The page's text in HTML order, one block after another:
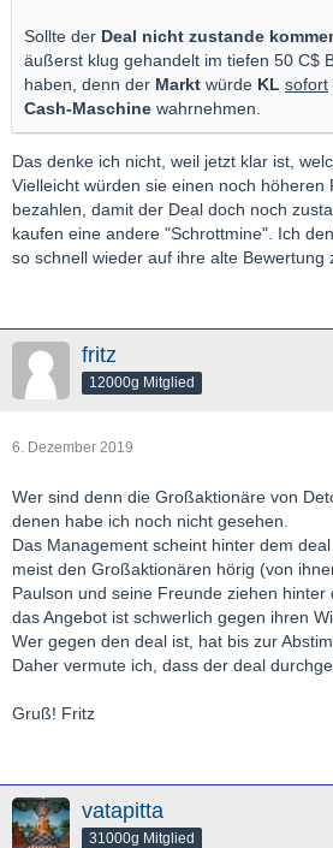
Sollte der Deal nicht zustande
äußerst klug gehandelt im tiefen 50 C$
haben, denn der Markt würde KL sofort
Cash-Maschine wahrnehmen.
Das denke ich nicht, weil jetzt klar ist,
Vielleicht würden sie einen noch höheren
bezahlen, damit der Deal doch noch
kaufen eine andere "Schrottmine". Ich
so schnell wieder auf ihre alte Bewertung
fritz
12000g Mitglied
6. Dezember 2019
Wer sind denn die Großaktionäre von
denen habe ich noch nicht gesehen.
Das Management scheint hinter dem
meist den Großaktionären hörig (von
Paulson und seine Freunde ziehen hinter
das Angebot ist schwerlich gegen ihren
Wer gegen den deal ist, hat bis zur
Daher vermute ich, dass der deal
Gruß! Fritz
vatapitta
31000g Mitglied